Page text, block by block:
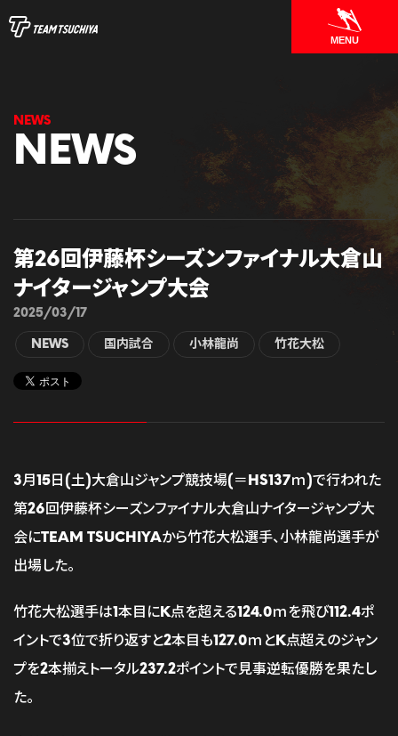
MENU
NEWS
第26回伊藤杯シーズンファイナル大倉山
ナイタージャンプ大会
2025/03/17
NEWS 国内試合 小林龍尚 竹花大松
3月15日(土)大倉山ジャンプ競技場(＝HS137ｍ)で行われた
第26回伊藤杯シーズンファイナル大倉山ナイタージャンプ大
会にTEAM TSUCHIYAから竹花大松選手、小林龍尚選手が
出場した。
竹花大松選手は1本目にK点を超える124.0ｍを飛び112.4ポ
イントで3位で折り返すと2本目も127.0ｍとK点超えのジャン
プを2本揃えトータル237.2ポイントで見事逆転優勝を果たし
た。